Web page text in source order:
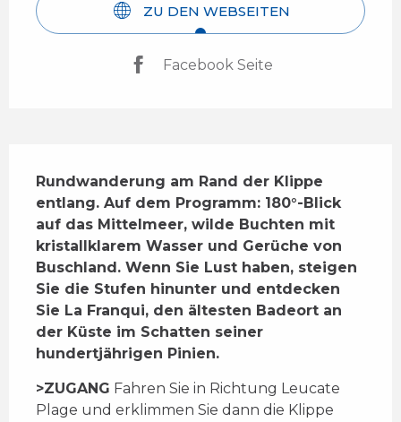
ZU DEN WEBSEITEN
Facebook Seite
Rundwanderung am Rand der Klippe
entlang. Auf dem Programm: 180°-Blick
auf das Mittelmeer, wilde Buchten mit
kristallklarem Wasser und Gerüche von
Buschland. Wenn Sie Lust haben, steigen
Sie die Stufen hinunter und entdecken
Sie La Franqui, den ältesten Badeort an
der Küste im Schatten seiner
hundertjährigen Pinien.
>ZUGANG Fahren Sie in Richtung Leucate
Plage und erklimmen Sie dann die Klippe